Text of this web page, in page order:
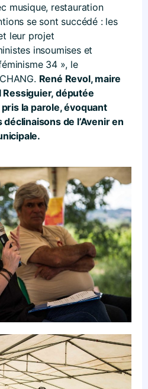
musique, restauration
se sont succédé : les
leur projet
insoumises et
34 », le
René Revol, maire
députée
la parole, évoquant
déclinaisons de l’Avenir en